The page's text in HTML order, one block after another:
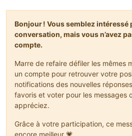
Bonjour ! Vous semblez intéressé
conversation, mais vous n’avez
compte.
Marre de refaire défiler les mêmes
un compte pour retrouver votre
notifications des nouvelles
favoris et voter pour les messages
appréciez.
Grâce à votre participation, ce
encore meilleur 💗